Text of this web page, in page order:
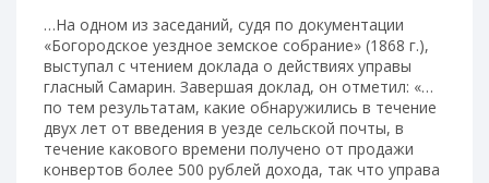
…На одном из заседаний, судя по документации
«Богородское уездное земское собрание» (1868 г.),
выступал с чтением доклада о действиях управы
гласный Самарин. Завершая доклад, он отметил: «…
по тем результатам, какие обнаружились в течение
двух лет от введения в уезде сельской почты, в
течение какового времени получено от продажи
конвертов более 500 рублей дохода, так что управа